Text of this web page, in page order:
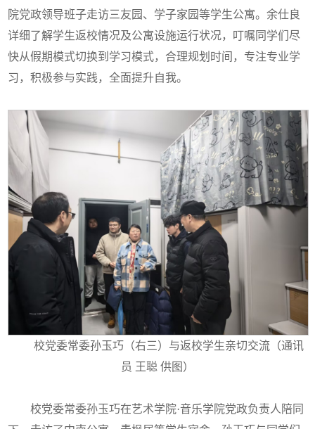
院党政领导班子走访三友园、学子家园等学生公寓。余仕良
详细了解学生返校情况及公寓设施运行状况，叮嘱同学们尽
快从假期模式切换到学习模式，合理规划时间，专注专业学
习，积极参与实践，全面提升自我。
校党委常委孙玉巧（右三）与返校学生亲切交流（通讯
员 王聪 供图）
校党委常委孙玉巧在艺术学院·音乐学院党政负责人陪同